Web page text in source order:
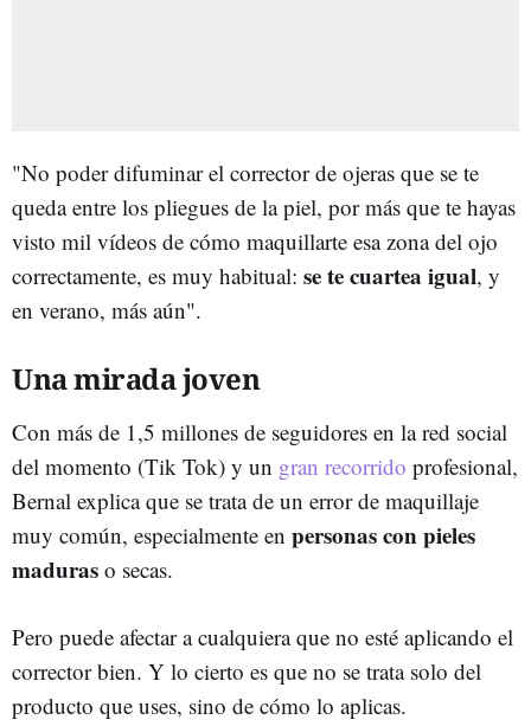
"No poder difuminar el corrector de ojeras que se te
queda entre los pliegues de la piel, por más que te hayas
visto mil vídeos de cómo maquillarte esa zona del ojo
correctamente, es muy habitual: se te cuartea igual, y
en verano, más aún".
Una mirada joven
Con más de 1,5 millones de seguidores en la red social
del momento (Tik Tok) y un gran recorrido profesional,
Bernal explica que se trata de un error de maquillaje
muy común, especialmente en personas con pieles
maduras o secas.
Pero puede afectar a cualquiera que no esté aplicando el
corrector bien. Y lo cierto es que no se trata solo del
producto que uses, sino de cómo lo aplicas.